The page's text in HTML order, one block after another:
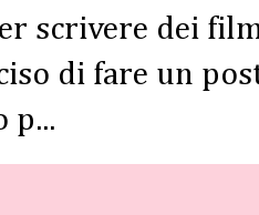
scrivere dei
di fare un
p...